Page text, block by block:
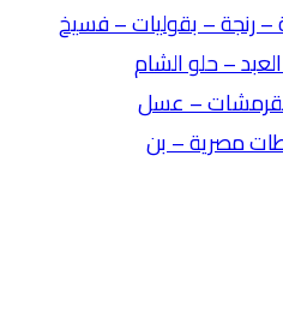
رنجة – بقوليات – فسيخ
– حلو الشام
– عسل
مصرية – بن